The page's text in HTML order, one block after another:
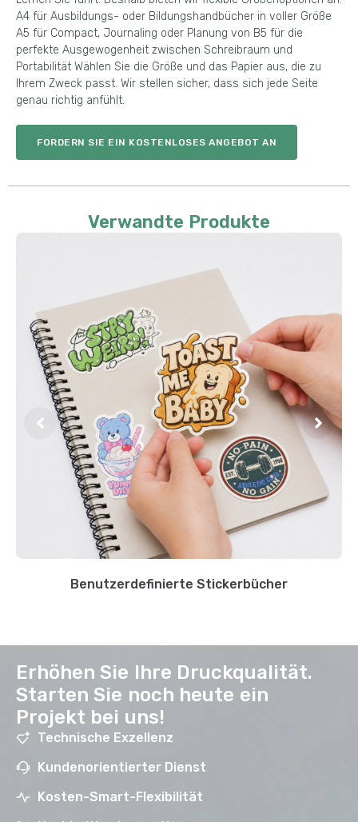
A4 für Ausbildungs- oder Bildungshandbücher in voller Größe
A5 für Compact, Journaling oder Planung von B5 für die
perfekte Ausgewogenheit zwischen Schreibraum und
Portabilität Wählen Sie die Größe und das Papier aus, die zu
Ihrem Zweck passt. Wir stellen sicher, dass sich jede Seite
genau richtig anfühlt.
FORDERN SIE EIN KOSTENLOSES ANGEBOT AN
Verwandte Produkte
Benutzerdefinierte Stickerbücher
Erhöhen Sie Ihre Druckqualität.
Starten Sie noch heute ein
Projekt bei uns!
Technische Exzellenz
Kundenorientierter Dienst
Kosten-Smart-Flexibilität